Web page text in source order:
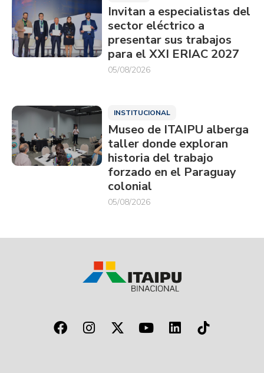
Invitan a especialistas del
sector eléctrico a
presentar sus trabajos
para el XXI ERIAC 2027
05/08/2026
INSTITUCIONAL
Museo de ITAIPU alberga
taller donde exploran
historia del trabajo
forzado en el Paraguay
colonial
05/08/2026